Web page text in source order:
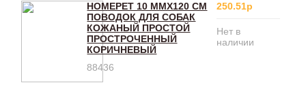
HOMEPET 10 ММХ120 СМ
ПОВОДОК ДЛЯ СОБАК
КОЖАНЫЙ ПРОСТОЙ
ПРОСТРОЧЕННЫЙ
КОРИЧНЕВЫЙ
88436
250.51р
Нет в
наличии